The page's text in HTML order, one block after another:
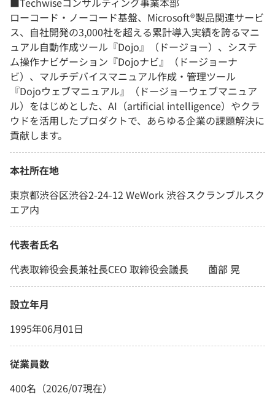
ローコード・ノーコード基盤、Microsoft®製品関連サービ
ス、自社開発の3,000社を超える累計導入実績を誇るマニ
ュアル自動作成ツール『Dojo』（ドージョー）、システ
ム操作ナビゲーション『Dojoナビ』（ドージョーナ
ビ）、マルチデバイスマニュアル作成・管理ツール
『Dojoウェブマニュアル』（ドージョーウェブマニュア
ル）をはじめとした、AI（artificial intelligence）やクラ
ウドを活用したプロダクトで、あらゆる企業の課題解決に
貢献します。
本社所在地
東京都渋谷区渋谷2-24-12 WeWork 渋谷スクランブルスク
エア内
代表者氏名
代表取締役会長兼社長CEO 取締役会議長 薗部 晃
設立年月
1995年06月01日
従業員数
400名（2026/07現在）